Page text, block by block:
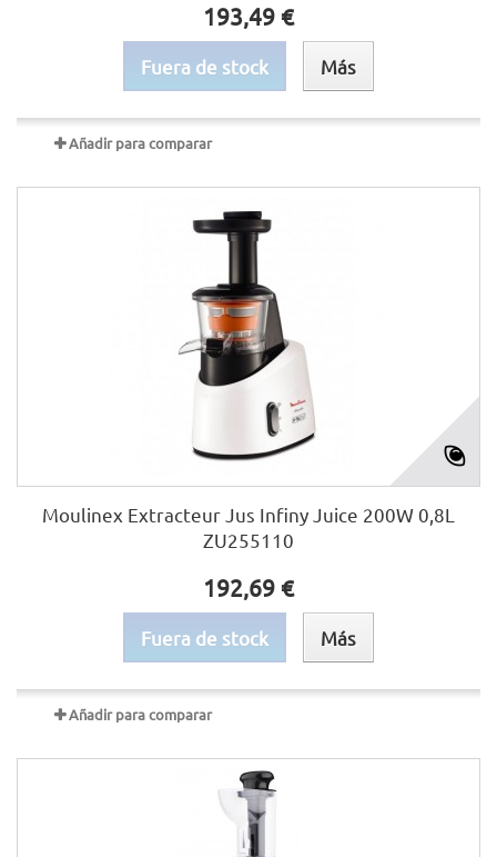
193,49 €
Fuera de stock Más
Añadir para comparar
Moulinex Extracteur Jus Infiny Juice 200W 0,8L
ZU255110
192,69 €
Fuera de stock Más
Añadir para comparar